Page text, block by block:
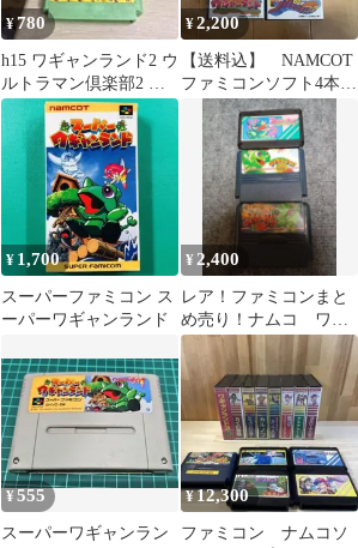
¥780
h15 ワギャンランド2 ウ
ルトラマン倶楽部2 フ
ァミコン
¥2,200
【送料込】 NAMCOT
ファミコンソフト4本セ
ット
¥ 1,700
スーパーファミコン ス
ーパーワギャンランド
¥ 2,400
レア！ファミコンまと
め売り！ナムコ ワギ
ャンランド・2・3 シ
リーズフルセット
¥555
スーパーワギャンラン
¥12,300
ファミコン ナムコソ